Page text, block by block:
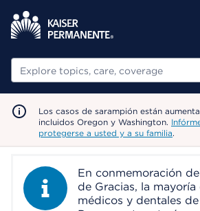
Buscar
Los casos de sarampión están
incluidos Oregon y Washington.
protegerse a usted y a su familia.
Information AlertEn conmemoración
de Gracias, la
médicos y dentales